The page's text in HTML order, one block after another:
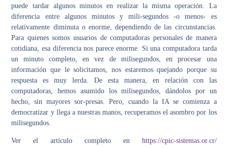
puede tardar algunos minutos en realizar la misma operación. La
diferencia entre algunos minutos y mili-segundos -o menos- es
relativamente diminuta o enorme, dependiendo de las circunstancias.
Para quienes somos usuarios de computadoras personales de manera
cotidiana, esa diferencia nos parece enorme. Si una computadora tarda
un minuto completo, en vez de milisegundos, en procesar una
información que le solicitamos, nos estaremos quejando porque su
respuesta es muy lerda. De esta manera, en relación con las
computadoras, hemos asumido los milisegundos, dándolos por un
hecho, sin mayores sor-presas. Pero, cuando la IA se comienza a
democratizar y llega a nuestras manos, recuperamos el asombro por los
milisegundos.
Ver el artículo completo en https://cpic-sistemas.or.cr/